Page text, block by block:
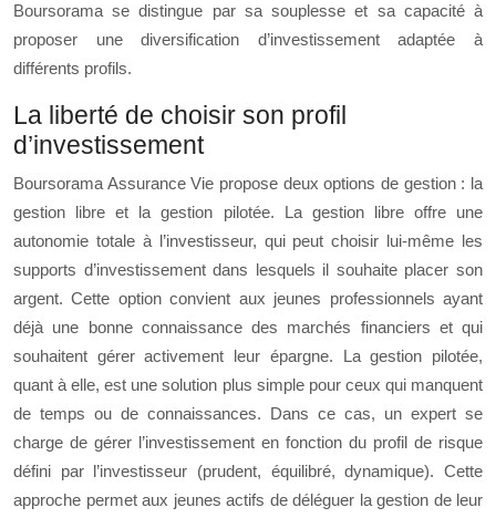
Boursorama se distingue par sa souplesse et sa capacité à
proposer une diversification d’investissement adaptée à
différents profils.
La liberté de choisir son profil
d’investissement
Boursorama Assurance Vie propose deux options de gestion : la
gestion libre et la gestion pilotée. La gestion libre offre une
autonomie totale à l’investisseur, qui peut choisir lui-même les
supports d’investissement dans lesquels il souhaite placer son
argent. Cette option convient aux jeunes professionnels ayant
déjà une bonne connaissance des marchés financiers et qui
souhaitent gérer activement leur épargne. La gestion pilotée,
quant à elle, est une solution plus simple pour ceux qui manquent
de temps ou de connaissances. Dans ce cas, un expert se
charge de gérer l’investissement en fonction du profil de risque
défini par l’investisseur (prudent, équilibré, dynamique). Cette
approche permet aux jeunes actifs de déléguer la gestion de leur